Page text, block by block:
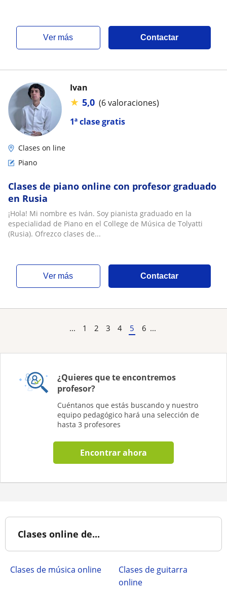
ver más Contactar
1ª clase gratis
Ivan
★ 5,0 (6 valoraciones)
Clases on line
Piano
Clases de piano online con profesor graduado
en Rusia
¡Hola! Mi nombre es Iván. Soy pianista graduado en la
especialidad de Piano en el College de Música de Tolyatti
(Rusia). Ofrezco clases de...
ver más Contactar
... 1 2 3 4 5 6 ...
¿Quieres que te encontremos
profesor?
Cuéntanos que estás buscando y nuestro
equipo pedagógico hará una selección de
hasta 3 profesores
Encontrar ahora
Clases online de...
Clases de música online
Clases de guitarra
online